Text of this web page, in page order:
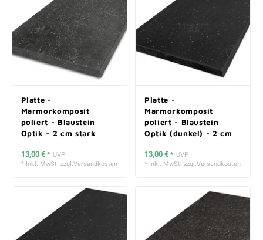
Platte -
Marmorkomposit
poliert - Blaustein
Optik - 2 cm stark
13,00 €* UVP
* Inkl. MwSt. zzgl.Versandkosten
Platte -
Marmorkomposit
poliert - Blaustein
Optik (dunkel) - 2 cm
13,00 €* UVP
* Inkl. MwSt. zzgl.Versandkosten